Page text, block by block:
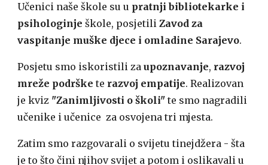
Učenici naše škole su u pratnji bibliotekarke i
psihologinje škole, posjetiliZavod za
vaspitanje muške djece i omladine Sarajevo.
Posjetu smo iskoristili zaupoznavanje, razvoj
mreže podrške te razvoj empatije. Realizovan
je kviz "Zanimljivosti o školi" te smo nagradili
učenike i učenice za osvojena tri mjesta.
Zatim smo razgovarali o svijetu tinejdžera - šta
je to što čini njihov svijet a potom i oslikavali u